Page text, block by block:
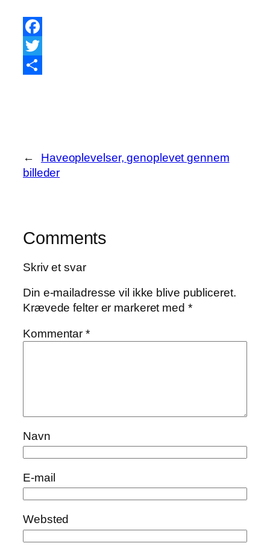
Facebook
Twitter
←
Haveoplevelser, genoplevet gennem
billeder
Comments
Skriv et svar
Din e-mailadresse vil ikke blive publiceret.
Krævede felter er markeret med *
Kommentar*
Navn
E-mail
Websted